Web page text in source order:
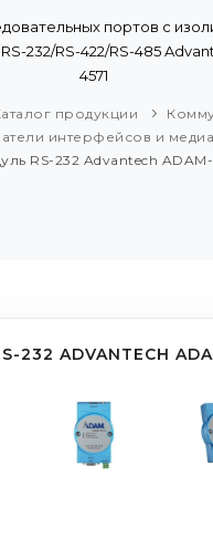
портов с
232/RS-422/RS-485
4571
продукции
интерфейсов и
RS-232 Advantech ADAM-
232 ADVANTECH